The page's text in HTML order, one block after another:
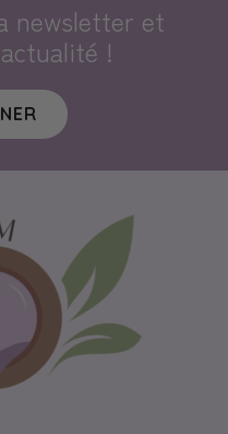
newsletter et
!